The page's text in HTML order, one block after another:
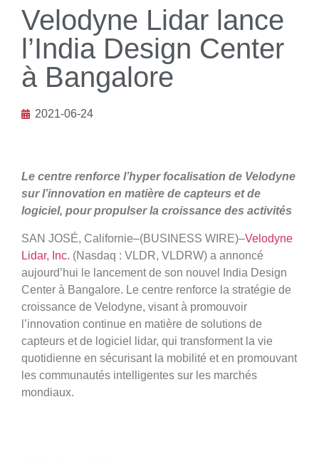
Velodyne Lidar lance
l’India Design Center
à Bangalore
2021-06-24
Le centre renforce l’hyper focalisation de Velodyne
sur l’innovation en matière de capteurs et de
logiciel, pour propulser la croissance des activités
SAN JOSÉ, Californie–(BUSINESS WIRE)–Velodyne
Lidar, Inc. (Nasdaq : VLDR, VLDRW) a annoncé
aujourd’hui le lancement de son nouvel India Design
Center à Bangalore. Le centre renforce la stratégie de
croissance de Velodyne, visant à promouvoir
l’innovation continue en matière de solutions de
capteurs et de logiciel lidar, qui transforment la vie
quotidienne en sécurisant la mobilité et en promouvant
les communautés intelligentes sur les marchés
mondiaux.